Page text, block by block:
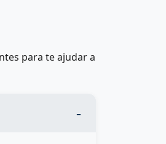
para te ajudar a